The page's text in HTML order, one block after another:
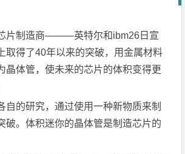
片制造商———英特尔和ibm26日宣
取得了40年以来的突破，用金属材料
晶体管，使未来的芯片的体积变得更
自的研究，通过使用一种新物质来制
破。体积迷你的晶体管是制造芯片的